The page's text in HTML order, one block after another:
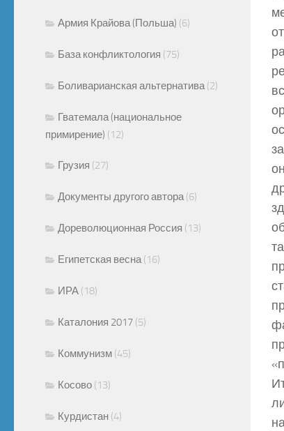
Армия Крайова (Польша) (6)
База конфликтология (75)
Боливарианская альтернатива (2)
Гватемала (национальное
примирение) (12)
Грузия (27)
Документы другого автора (6)
Дореволюционная Россия (13)
Египетская весна (16)
ИРА (18)
Каталония 2017 (5)
Коммунизм (45)
Косово (13)
Курдистан (4)